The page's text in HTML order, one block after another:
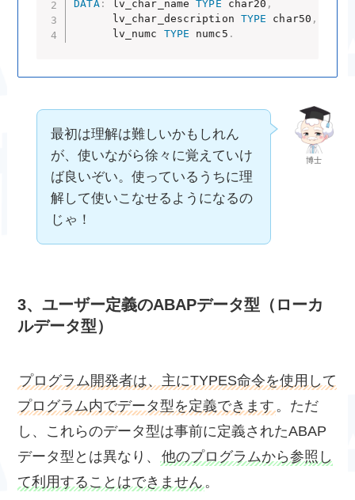
DATA: lv_char_name TYPE char20 ,
      lv_char_description
TYPE char50 ,
      lv_numc
TYPE numc5 .
博士
最初は理解は難しいかもしれん
が、使いながら徐々に覚えていけ
ば良いぞい。使っているうちに理
解して使いこなせるようになるの
じゃ！
3、ユーザー定義のABAPデータ型 （ローカ
ルデータ型）
プログラム開発者は、主にTYPES命令を使用して
プログラム内でデータ型を定義できます 。ただ
し、これらのデータ型は事前に定義されたABAP
データ型とは異なり、 他のプログラムから参照し
て利用することはできません 。